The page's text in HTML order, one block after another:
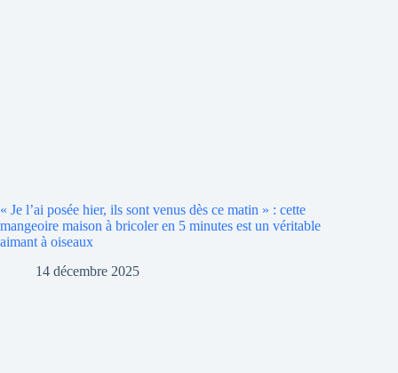
« Je l’ai posée hier, ils sont venus dès ce matin » : cette
mangeoire maison à bricoler en 5 minutes est un véritable
aimant à oiseaux
14 décembre 2025